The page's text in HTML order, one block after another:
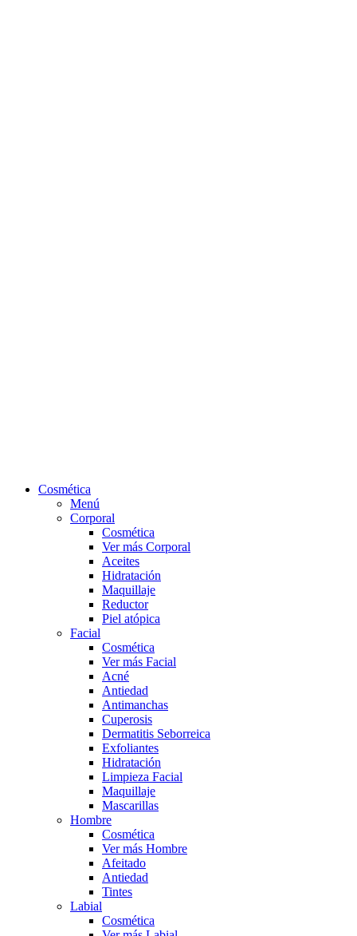
Cosmética
Menú
Corporal
Cosmética
Ver más Corporal
Aceites
Hidratación
Maquillaje
Reductor
Piel atópica
Facial
Cosmética
Ver más Facial
Acné
Antiedad
Antimanchas
Cuperosis
Dermatitis Seborreica
Exfoliantes
Hidratación
Limpieza Facial
Maquillaje
Mascarillas
Hombre
Cosmética
Ver más Hombre
Afeitado
Antiedad
Tintes
Labial
Cosmética